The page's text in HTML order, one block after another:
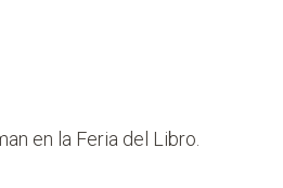
en la Feria del Libro.